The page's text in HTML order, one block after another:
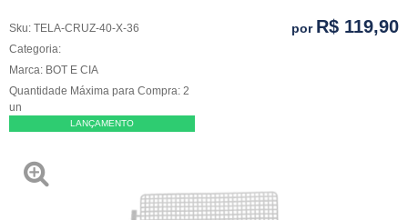
Sku: TELA-CRUZ-40-X-36
Categoria:
Marca: BOT E CIA
Quantidade Máxima para Compra: 2
un
LANÇAMENTO
por R$ 119,90